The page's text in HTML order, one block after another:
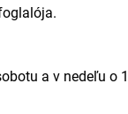
a v nedeľu o